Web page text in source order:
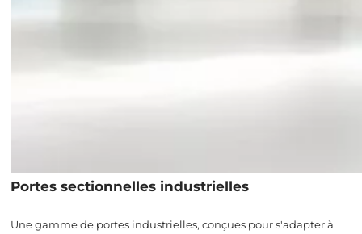
Portes sectionnelles industrielles
Une gamme de portes industrielles, conçues pour s'adapter à